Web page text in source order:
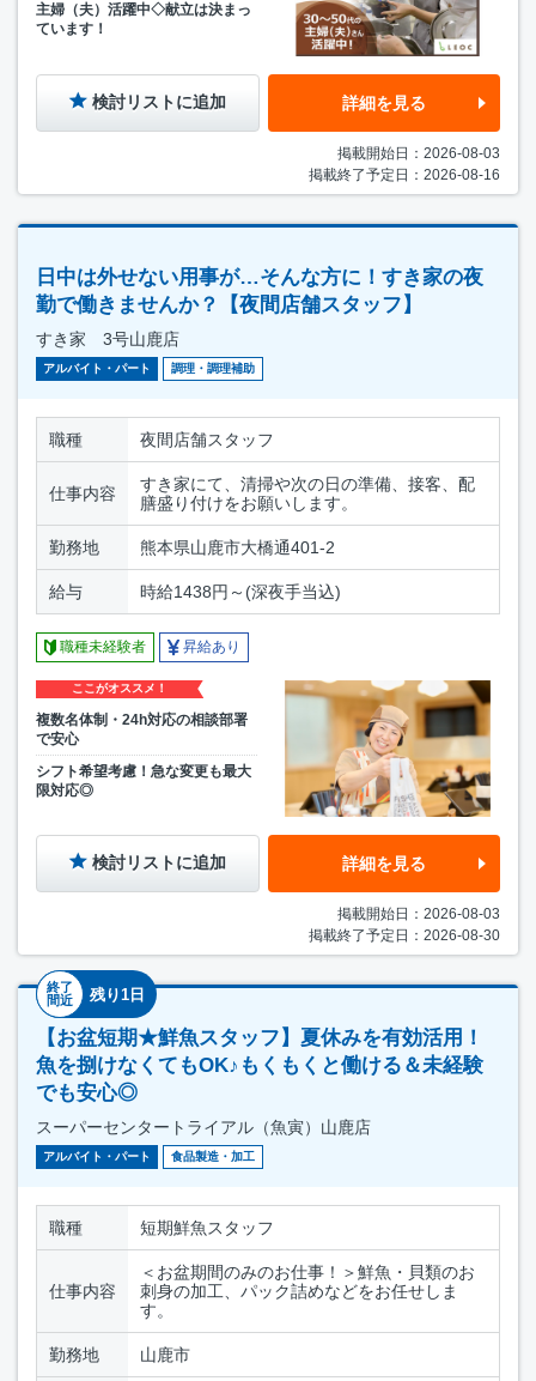
主婦（夫）活躍中◇献立は決まっ
ています！
検討リストに追加 詳細を見る
掲載開始日：2026-08-03
掲載終了予定日：2026-08-16
日中は外せない用事が…そんな方に！すき家の夜
勤で働きませんか？【夜間店舗スタッフ】
すき家 3号山鹿店
アルバイト・パート 調理・調理補助
職種 夜間店舗スタッフ
仕事内容
すき家にて、清掃や次の日の準備、接客、配
膳盛り付けをお願いします。
勤務地 熊本県山鹿市大橋通401-2
給与 時給1438円～(深夜手当込)
職種未経験者 昇給あり
ここがオススメ！
複数名体制・24h対応の相談部署
で安心
シフト希望考慮！急な変更も最大
限対応◎
検討リストに追加 詳細を見る
掲載開始日：2026-08-03
掲載終了予定日：2026-08-30
終了
間近
残り1日
【お盆短期★鮮魚スタッフ】夏休みを有効活用！
魚を捌けなくてもOK♪もくもくと働ける＆未経験
でも安心◎
スーパーセンタートライアル（魚寅）山鹿店
アルバイト・パート 食品製造・加工
職種 短期鮮魚スタッフ
仕事内容
＜お盆期間のみのお仕事！＞鮮魚・貝類のお
刺身の加工、パック詰めなどをお任せしま
す。
勤務地 山鹿市